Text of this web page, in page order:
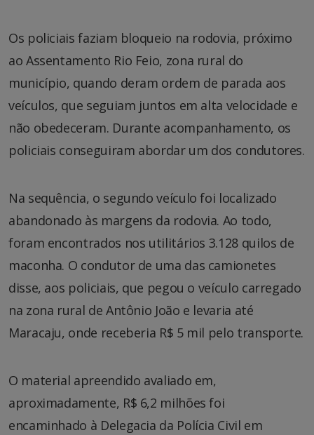
Os policiais faziam bloqueio na rodovia, próximo
ao Assentamento Rio Feio, zona rural do
município, quando deram ordem de parada aos
veículos, que seguiam juntos em alta velocidade e
não obedeceram. Durante acompanhamento, os
policiais conseguiram abordar um dos condutores.
Na sequência, o segundo veículo foi localizado
abandonado às margens da rodovia. Ao todo,
foram encontrados nos utilitários 3.128 quilos de
maconha. O condutor de uma das camionetes
disse, aos policiais, que pegou o veículo carregado
na zona rural de Antônio João e levaria até
Maracaju, onde receberia R$ 5 mil pelo transporte.
O material apreendido avaliado em,
aproximadamente, R$ 6,2 milhões foi
encaminhado à Delegacia da Polícia Civil em